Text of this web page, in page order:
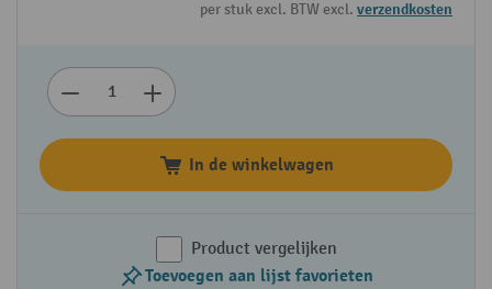
per stuk excl. BTW excl. verzendkosten
In de winkelwagen
Product vergelijken
Toevoegen aan lijst favorieten